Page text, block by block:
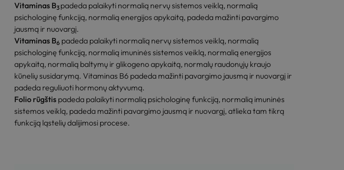
Vitaminas B3padeda palaikyti normalią nervų sistemos veiklą, normalią
psichologinę funkciją, normalią energijos apykaitą, padeda mažinti pavargimo
jausmą ir nuovargį.
Vitaminas B6 padeda palaikyti normalią nervų sistemos veiklą, normalią
psichologinę funkciją, normalią imuninės sistemos veiklą, normalią energijos
apykaitą, normalią baltymų ir glikogeno apykaitą, normalų raudonųjų kraujo
kūnelių susidarymą. Vitaminas B6 padeda mažinti pavargimo jausmą ir nuovargį ir
padeda reguliuoti hormonų aktyvumą.
Folio rūgštispadeda palaikyti normalią psichologinę funkciją, normalią imuninės
sistemos veiklą, padeda mažinti pavargimo jausmą ir nuovargį, atlieka tam tikrą
funkciją ląstelių dalijimosi procese.